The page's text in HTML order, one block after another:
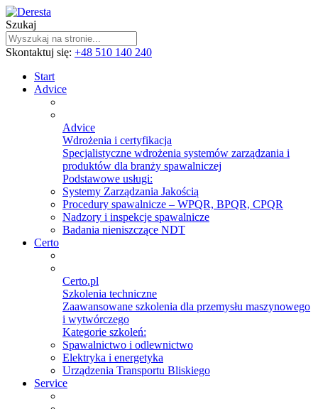
Szukaj
Skontaktuj się: +48 510 140 240
Start
Advice
Advice
Wdrożenia i certyfikacja
Specjalistyczne wdrożenia systemów zarządzania i
produktów dla branży spawalniczej
Podstawowe usługi:
Systemy Zarządzania Jakością
Procedury spawalnicze – WPQR, BPQR, CPQR
Nadzory i inspekcje spawalnicze
Badania nieniszczące NDT
Certo
Certo.pl
Szkolenia techniczne
Zaawansowane szkolenia dla przemysłu maszynowego
i wytwórczego
Kategorie szkoleń:
Spawalnictwo i odlewnictwo
Elektryka i energetyka
Urządzenia Transportu Bliskiego
Service